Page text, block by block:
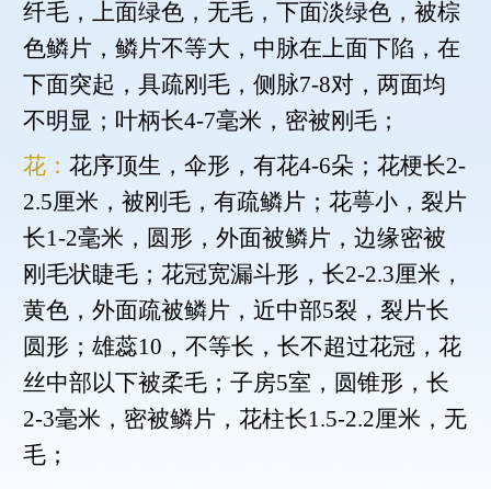
纤毛，上面绿色，无毛，下面淡绿色，被棕
色鳞片，鳞片不等大，中脉在上面下陷，在
下面突起，具疏刚毛，侧脉7-8对，两面均
不明显；叶柄长4-7毫米，密被刚毛；
花： 花序顶生，伞形，有花4-6朵；花梗长2-
2.5厘米，被刚毛，有疏鳞片；花萼小，裂片
长1-2毫米，圆形，外面被鳞片，边缘密被
刚毛状睫毛；花冠宽漏斗形，长2-2.3厘米，
黄色，外面疏被鳞片，近中部5裂，裂片长
圆形；雄蕊10，不等长，长不超过花冠，花
丝中部以下被柔毛；子房5室，圆锥形，长
2-3毫米，密被鳞片，花柱长1.5-2.2厘米，无
毛；